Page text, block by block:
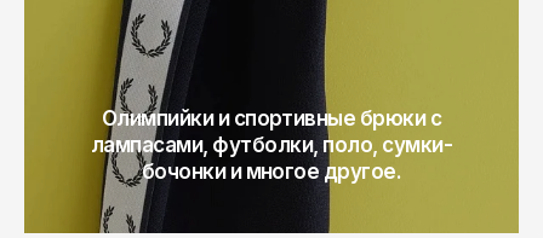
Олимпийки и спортивные брюки с
лампасами, футболки, поло, сумки-
бочонки и многое другое.
Челябинск
Черкесск
Южно-Сахалинск